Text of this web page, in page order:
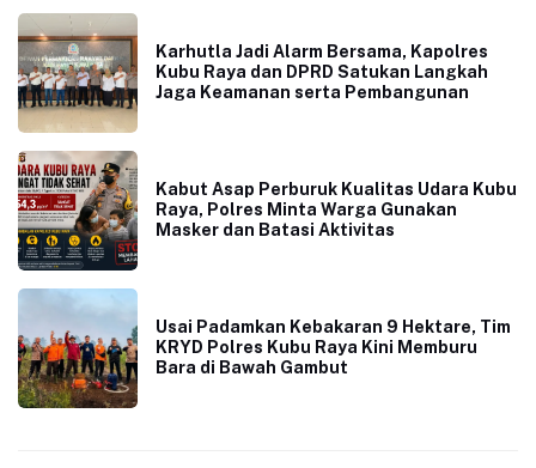
Karhutla Jadi Alarm Bersama, Kapolres
Kubu Raya dan DPRD Satukan Langkah
Jaga Keamanan serta Pembangunan
Kabut Asap Perburuk Kualitas Udara Kubu
Raya, Polres Minta Warga Gunakan
Masker dan Batasi Aktivitas
Usai Padamkan Kebakaran 9 Hektare, Tim
KRYD Polres Kubu Raya Kini Memburu
Bara di Bawah Gambut